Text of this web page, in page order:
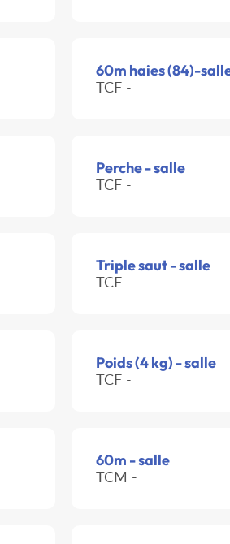
60m haies (84)-
TCF -
Perche - salle
TCF -
Triple saut - salle
TCF -
Poids (4 kg) - salle
TCF -
60m - salle
TCM -